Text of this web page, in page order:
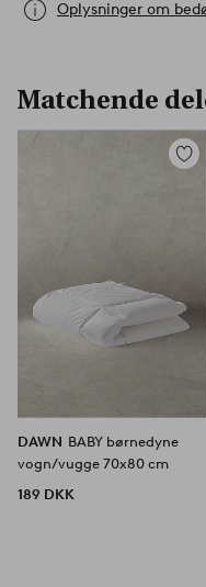
Oplysninger om
Matchende
Tilføj
DAWN BABY børnedyne
vogn/vugge 70x80 cm
189 DKK